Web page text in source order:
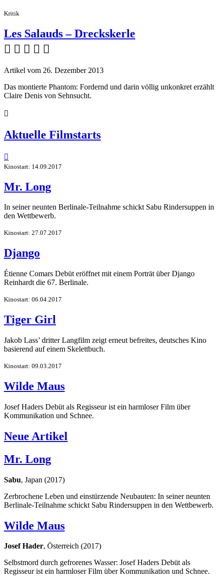
Kritik
Les Salauds – Dreckskerle
    
Artikel vom 26. Dezember 2013
Das montierte Phantom: Fordernd und darin völlig unkonkret erzählt
Claire Denis von Sehnsucht.

Aktuelle Filmstarts

Kinostart: 14.09.2017
Mr. Long
In seiner neunten Berlinale-Teilnahme schickt Sabu Rindersuppen in
den Wettbewerb.
Kinostart: 27.07.2017
Django
Étienne Comars Debüt eröffnet mit einem Porträt über Django
Reinhardt die 67. Berlinale.
Kinostart: 06.04.2017
Tiger Girl
Jakob Lass’ dritter Langfilm zeigt erneut befreites, deutsches Kino
basierend auf einem Skelettbuch.
Kinostart: 09.03.2017
Wilde Maus
Josef Haders Debüt als Regisseur ist ein harmloser Film über
Kommunikation und Schnee.
Neue Artikel
Mr. Long
Sabu, Japan (2017)
Zerbrochene Leben und einstürzende Neubauten: In seiner neunten
Berlinale-Teilnahme schickt Sabu Rindersuppen in den Wettbewerb.
Wilde Maus
Josef Hader, Österreich (2017)
Selbstmord durch gefrorenes Wasser: Josef Haders Debüt als
Regisseur ist ein harmloser Film über Kommunikation und Schnee.